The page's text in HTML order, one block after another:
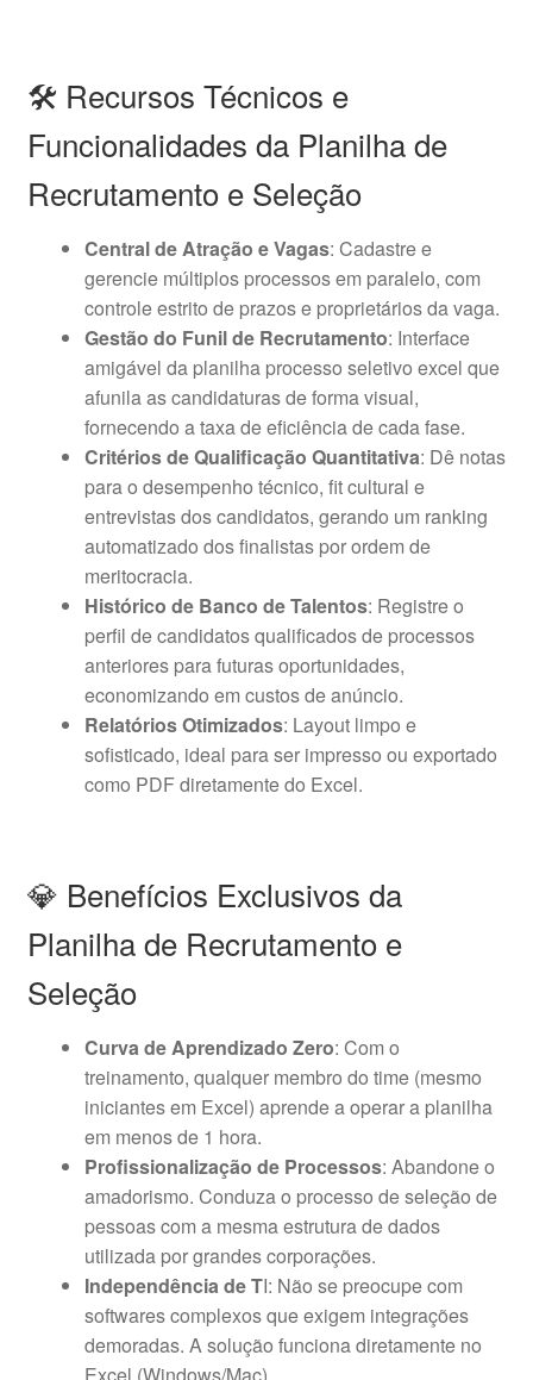
🛠️ Recursos Técnicos e
Funcionalidades da Planilha de
Recrutamento e Seleção
Central de Atração e Vagas: Cadastre e
gerencie múltiplos processos em paralelo, com
controle estrito de prazos e proprietários da vaga.
Gestão do Funil de Recrutamento: Interface
amigável da planilha processo seletivo excel que
afunila as candidaturas de forma visual,
fornecendo a taxa de eficiência de cada fase.
Critérios de Qualificação Quantitativa: Dê notas
para o desempenho técnico, fit cultural e
entrevistas dos candidatos, gerando um ranking
automatizado dos finalistas por ordem de
meritocracia.
Histórico de Banco de Talentos: Registre o
perfil de candidatos qualificados de processos
anteriores para futuras oportunidades,
economizando em custos de anúncio.
Relatórios Otimizados: Layout limpo e
sofisticado, ideal para ser impresso ou exportado
como PDF diretamente do Excel.
💎 Benefícios Exclusivos da
Planilha de Recrutamento e
Seleção
Curva de Aprendizado Zero: Com o
treinamento, qualquer membro do time (mesmo
iniciantes em Excel) aprende a operar a planilha
em menos de 1 hora.
Profissionalização de Processos: Abandone o
amadorismo. Conduza o processo de seleção de
pessoas com a mesma estrutura de dados
utilizada por grandes corporações.
Independência de TI: Não se preocupe com
softwares complexos que exigem integrações
demoradas. A solução funciona diretamente no